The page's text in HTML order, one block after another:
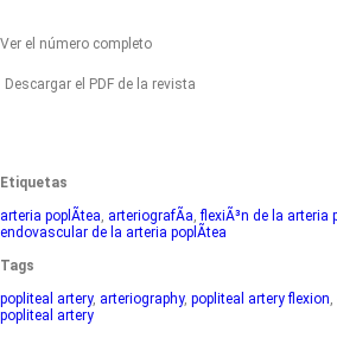
Ver el número completo
Descargar el PDF de la revista
Etiquetas
arteria poplÃ­tea, arteriografÃ­a,flexiÃ³n de la arteria
endovascular de la arteria poplÃ­tea
Tags
popliteal artery, arteriography, popliteal artery flexion,
popliteal artery